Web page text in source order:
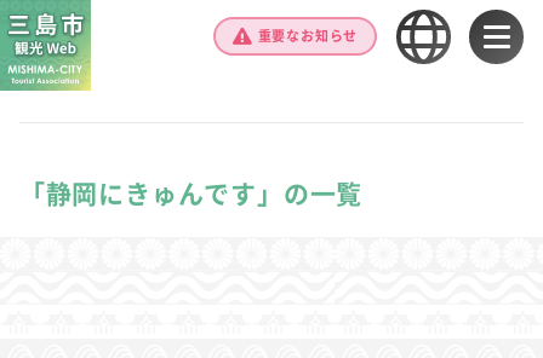
重要なお知らせ
「静岡にきゅんです」の一覧